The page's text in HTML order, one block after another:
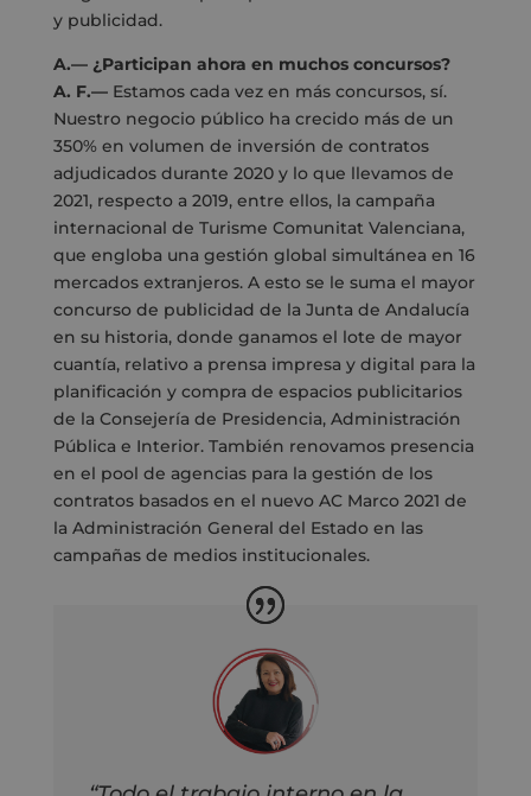
y publicidad.
A.— ¿Participan ahora en muchos concursos?
A. F.—Estamos cada vez en más concursos, sí.
Nuestro negocio público ha crecido más de un
350% en volumen de inversión de contratos
adjudicados durante 2020 y lo que llevamos de
2021, respecto a 2019, entre ellos, la campaña
internacional de Turisme Comunitat Valenciana,
que engloba una gestión global simultánea en 16
mercados extranjeros. A esto se le suma el mayor
concurso de publicidad de la Junta de Andalucía
en su historia, donde ganamos el lote de mayor
cuantía, relativo a prensa impresa y digital para la
planificación y compra de espacios publicitarios
de la Consejería de Presidencia, Administración
Pública e Interior. También renovamos presencia
en el pool de agencias para la gestión de los
contratos basados en el nuevo AC Marco 2021 de
la Administración General del Estado en las
campañas de medios institucionales.